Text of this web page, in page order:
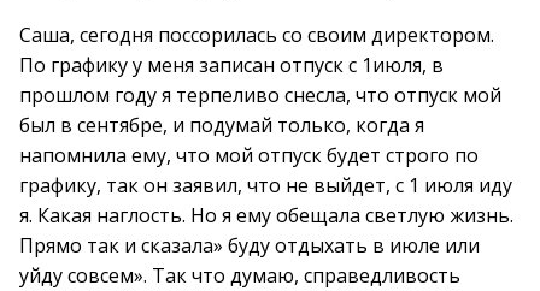
Саша, сегодня поссорилась со своим директором.
По графику у меня записан отпуск с 1июля, в
прошлом году я терпеливо снесла, что отпуск мой
был в сентябре, и подумай только, когда я
напомнила ему, что мой отпуск будет строго по
графику, так он заявил, что не выйдет, с 1 июля иду
я. Какая наглость. Но я ему обещала светлую жизнь.
Прямо так и сказала» буду отдыхать в июле или
уйду совсем». Так что думаю, справедливость